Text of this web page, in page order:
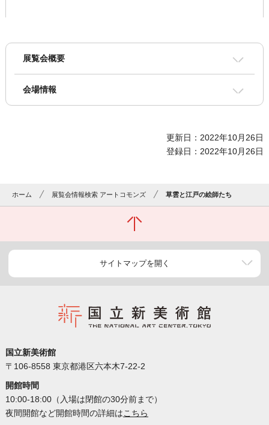
展覧会概要
会場情報
更新日：2022年10月26日
登録日：2022年10月26日
ホーム 展覧会情報検索 アートコモンズ 草雲と江戸の絵師たち
サイトマップを開く
国立新美術館
〒106-8558 東京都港区六本木7-22-2
開館時間
10:00-18:00（入場は閉館の30分前まで）
夜間開館など開館時間の詳細はこちら